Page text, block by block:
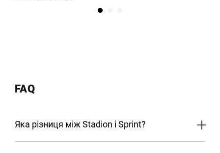
FAQ
Яка різниця між Stadion і Sprint?